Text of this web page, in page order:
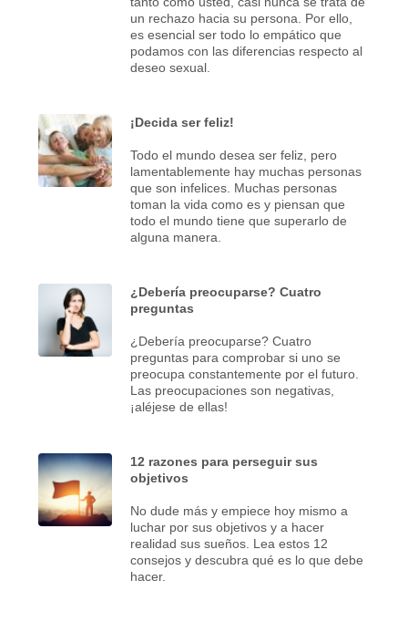
un rechazo hacia su persona. Por ello,
es esencial ser todo lo empático que
podamos con las diferencias respecto al
deseo sexual.
¡Decida ser feliz!
Todo el mundo desea ser feliz, pero
lamentablemente hay muchas personas
que son infelices. Muchas personas
toman la vida como es y piensan que
todo el mundo tiene que superarlo de
alguna manera.
¿Debería preocuparse? Cuatro
preguntas
¿Debería preocuparse? Cuatro
preguntas para comprobar si uno se
preocupa constantemente por el futuro.
Las preocupaciones son negativas,
¡aléjese de ellas!
12 razones para perseguir sus
objetivos
No dude más y empiece hoy mismo a
luchar por sus objetivos y a hacer
realidad sus sueños. Lea estos 12
consejos y descubra qué es lo que debe
hacer.